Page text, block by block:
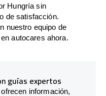
Hungría sin
de satisfacción.
nuestro equipo de
autocares ahora.
guías expertos
información,